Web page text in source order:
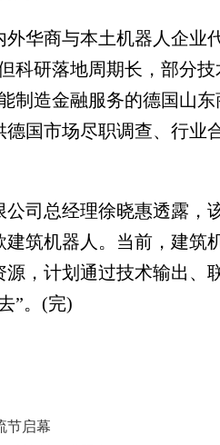
商与本土机器人企业
科研落地周期长，部分
制造金融服务的德国山
国市场尽职调查、行业
总经理徐晓惠透露，该
筑机器人。当前，建筑
，计划通过技术输出、
”。(完)
节启幕